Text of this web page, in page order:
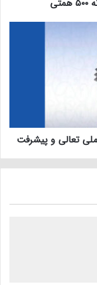
ملی تعالی و پیشرفت